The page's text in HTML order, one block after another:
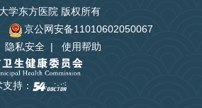
学东方医院 版权所有
京公网安备11010602050067
隐私安全 | 使用帮助
持：